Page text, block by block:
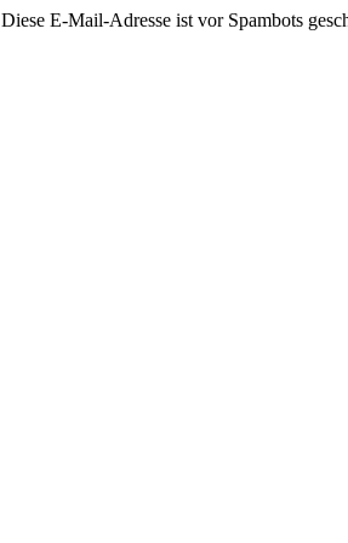
Diese E-Mail-Adresse ist vor Spambots